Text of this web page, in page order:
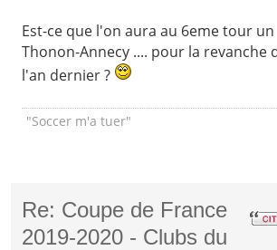
Est-ce que l'on aura au 6eme tour un
Thonon-Annecy .... pour la revanche
l'an dernier ?
"Soccer m'a tuer"
Re: Coupe de France
2019-2020 - Clubs du